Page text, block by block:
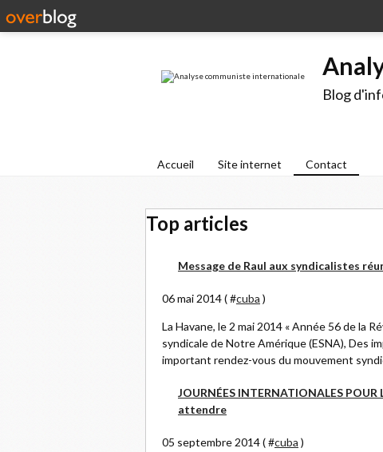
Blog
Accueil Site internet Contact
Top articles
Message de Raul aux syndicalistes
06 mai 2014 ( #cuba )
La Havane, le 2 mai 2014 « Année 56 de la
syndicale de Notre Amérique (ESNA), Des
important rendez-vous du mouvement
JOURNÉES INTERNATIONALES
attendre
05 septembre 2014 ( #cuba )